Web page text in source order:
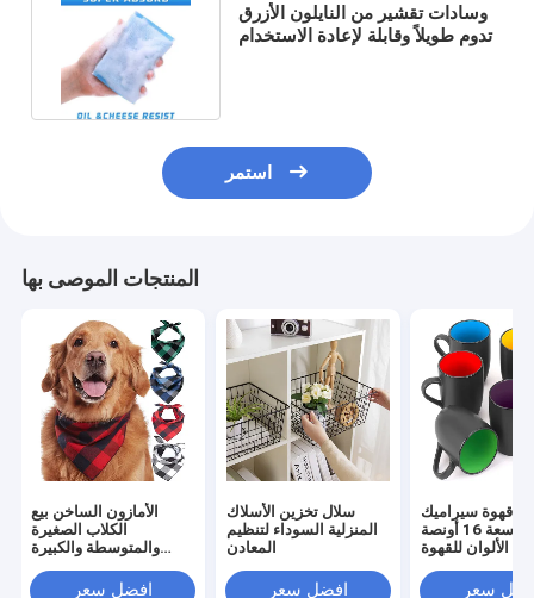
وسادات تقشير من النايلون الأزرق
تدوم طويلاً وقابلة لإعادة الاستخدام
استمر
المنتجات الموصى بها
الأمازون الساخن بيع
الكلاب الصغيرة
والمتوسطة والكبيرة
الكلب بانداناافضل سعر
سلال تخزين الأسلاك
المنزلية السوداء لتنظيم
المعادن
افضل سعر
قهوة سيراميك
للمطعم سعة 16 أونصة
الألوان للقهوة
سعر